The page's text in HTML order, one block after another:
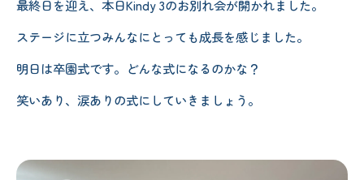
最終日を迎え、本日Kindy 3のお別れ会が開かれました。
ステージに立つみんなにとっても成長を感じました。
明日は卒園式です。どんな式になるのかな？
笑いあり、涙ありの式にしていきましょう。